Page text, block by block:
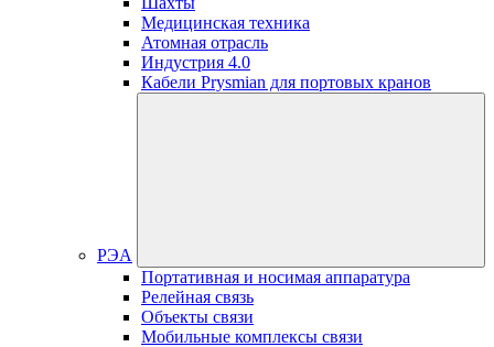
Медицинская техника
Атомная отрасль
Индустрия 4.0
Кабели Prysmian для портовых кранов
РЭА
Портативная и носимая аппаратура
Релейная связь
Объекты связи
Мобильные комплексы связи